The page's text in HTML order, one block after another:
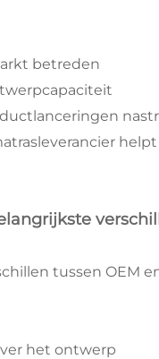
betreden
tussen OEM
het ontwerp